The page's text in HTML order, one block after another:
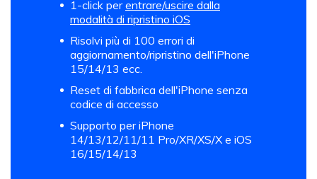
1-click perentrare/uscire dalla
modalità di ripristino iOS
Risolvi più di 100 errori di
aggiornamento/ripristino dell'iPhone
15/14/13 ecc.
Reset di fabbrica dell'iPhone senza
codice di accesso
Supporto per iPhone
14/13/12/11/11 Pro/XR/XS/X e iOS
16/15/14/13